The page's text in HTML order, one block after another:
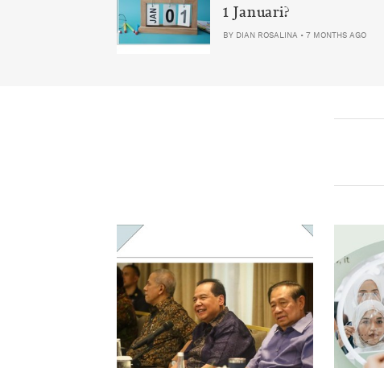
1 Januari?
BY DIAN ROSALINA • 7 MONTHS AGO